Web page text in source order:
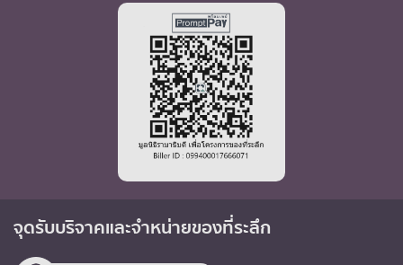
จุดรับบริจาคและจำหน่ายของที่ระลึก